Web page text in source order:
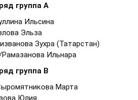
группа А
Ильсина
Эльза
Зухра (Татарстан)
Ильнара
группа В
Марта
Юлия